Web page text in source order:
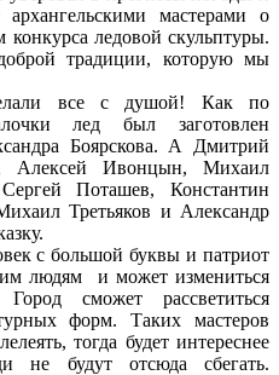
мастерами о
ледовой скульптуры.
традиции, которую мы
все с душой! Как по
лед был заготовлен
Боярскова. А Дмитрий
Алексей Ивонцын, Михаил
Поташев, Константин
Третьяков и Александр
с большой буквы и патриот
людям и может измениться
сможет рассветиться
форм. Таких мастеров
тогда будет интереснее
будут отсюда сбегать.